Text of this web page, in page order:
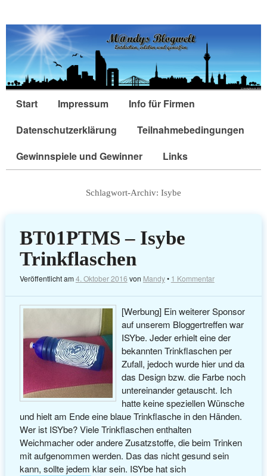
Start Impressum
Info für Firmen
Datenschutzerklärung
Teilnahmebedingungen
Gewinnspiele und Gewinner
Links
Schlagwort-Archiv: Isybe
BT01PTMS – Isybe
Trinkflaschen
Veröffentlicht am4. Oktober 2016 von Mandy• 1 Kommentar
[Werbung] Ein weiterer Sponsor
auf unserem Bloggertreffen war
ISYbe. Jeder erhielt eine der
bekannten Trinkflaschen per
Zufall, jedoch wurde hier und da
das Design bzw. die Farbe noch
untereinander getauscht. Ich
hatte keine speziellen Wünsche
und hielt am Ende eine blaue Trinkflasche in den Händen.
Wer ist ISYbe? Viele Trinkflaschen enthalten
Weichmacher oder andere Zusatzstoffe, die beim Trinken
mit aufgenommen werden. Das das nicht gesund sein
kann, sollte jedem klar sein. ISYbe hat sich